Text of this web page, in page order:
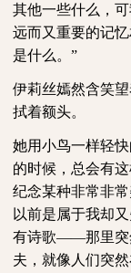
其他一些什么，
远而又重要的记
是什么。”
伊莉丝嫣然含笑
拭着额头。
她用小鸟一样轻
的时候，总会有
纪念某种非常非
以前是属于我却
有诗歌——那里突
夫，就像人们突